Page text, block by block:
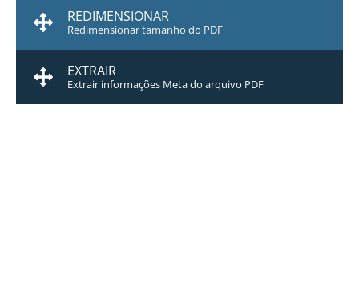
REDIMENSIONAR
Redimensionar tamanho do PDF
EXTRAIR
Extrair informações Meta do arquivo PDF